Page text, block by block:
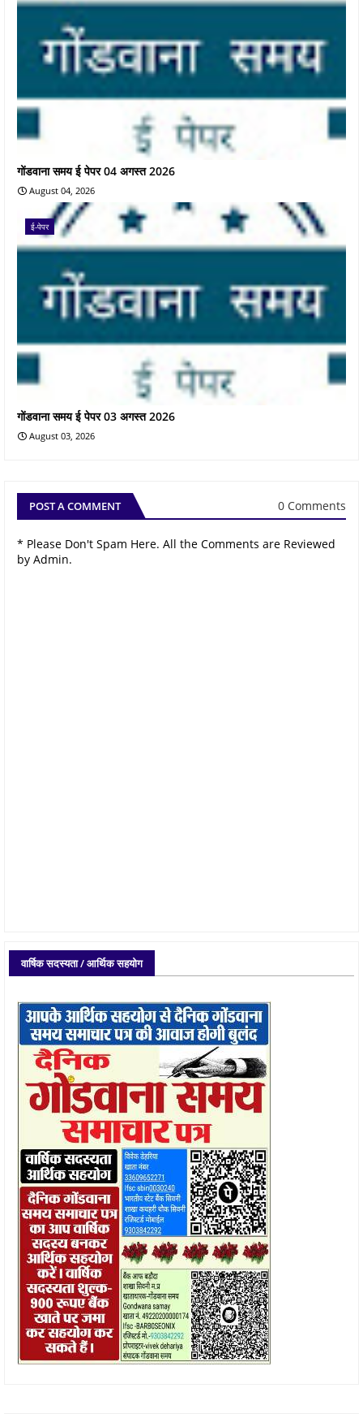
गोंडवाना समय ई पेपर 04 अगस्त 2026
August 04, 2026
ई-पेपर
गोंडवाना समय ई पेपर 03 अगस्त 2026
August 03, 2026
POST A COMMENT 0 Comments
* Please Don't Spam Here. All the Comments are Reviewed
by Admin.
वार्षिक सदस्यता / आर्थिक सहयोग